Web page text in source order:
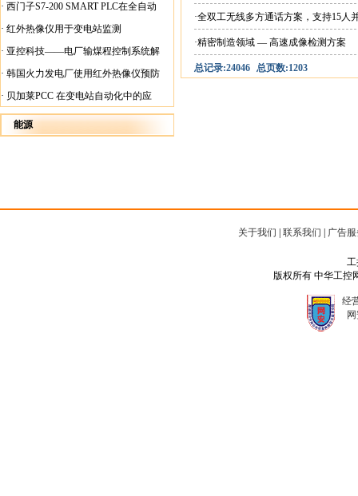
· 西门子S7-200 SMART PLC在全自动
蓄电池短路内阻检测机上的应用
· 红外热像仪用于变电站监测
· 亚控科技——电厂输煤程控制系统解
决方案
· 韩国火力发电厂使用红外热像仪预防
火灾
· 贝加莱PCC 在变电站自动化中的应
用
能源
·全双工无线多方通话方案，支持15人
·精密制造领域 — 高速成像检测方案
总记录:24046 总页数:1203
关于我们 联系我们 广告
工
版权所有 中华工控
经